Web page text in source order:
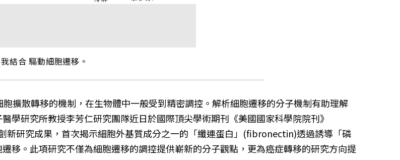
結合 驅動細胞遷移。
擴散轉移的機制，在生物體中一般受到精密調控。解析細胞遷移的分子機制有助理解
學研究所教授李芳仁研究團隊近日於國際頂尖學術期刊《美國國家科學院院刊》
研究成果，首次揭示細胞外基質成分之一的「纖連蛋白」(fibronectin)透過誘導「磷
移。此項研究不僅為細胞遷移的調控提供嶄新的分子觀點，更為癌症轉移的研究方向提